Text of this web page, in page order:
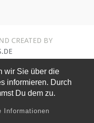
wir Sie über die
informieren. Durch
Du dem zu.
Informationen
CREATED BY